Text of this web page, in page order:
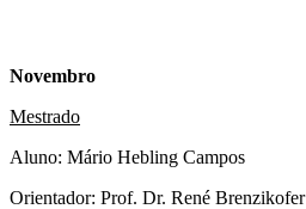
Novembro
Mestrado
Aluno: Mário Hebling Campos
Orientador: Prof. Dr. René Brenzikofer